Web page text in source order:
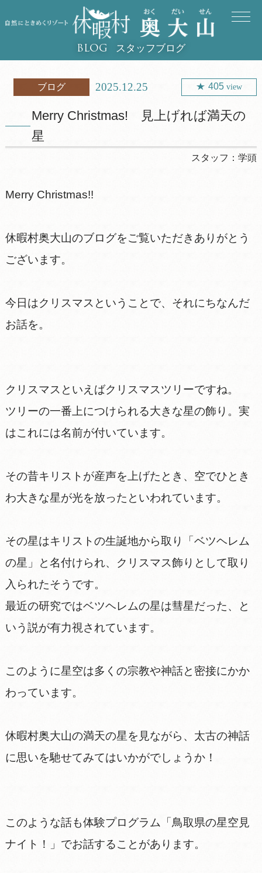
BLOG スタッフブログ
ブログ 2025.12.25 405 view
Merry Christmas! 見上げれば満天の
星
スタッフ：学頭
Merry Christmas!!
休暇村奥大山のブログをご覧いただきありがとう
ございます。
今日はクリスマスということで、それにちなんだ
お話を。
クリスマスといえばクリスマスツリーですね。
ツリーの一番上につけられる大きな星の飾り。実
はこれには名前が付いています。
その昔キリストが産声を上げたとき、空でひとき
わ大きな星が光を放ったといわれています。
その星はキリストの生誕地から取り「ベツヘレム
の星」と名付けられ、クリスマス飾りとして取り
入られたそうです。
最近の研究ではベツヘレムの星は彗星だった、と
いう説が有力視されています。
このように星空は多くの宗教や神話と密接にかか
わっています。
休暇村奥大山の満天の星を見ながら、太古の神話
に思いを馳せてみてはいかがでしょうか！
このような話も体験プログラム「鳥取県の星空見
ナイト！」でお話することがあります。